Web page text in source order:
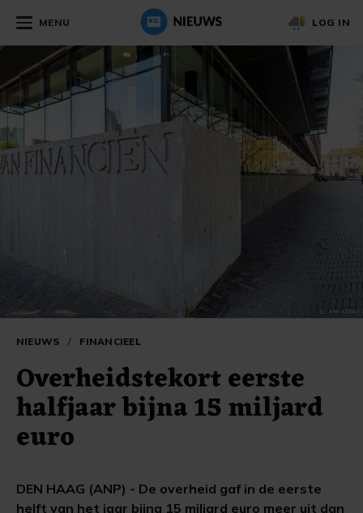
MENU LOG IN
NIEUWS / FINANCIEEL
Overheidstekort eerste
halfjaar bijna 15 miljard
euro
DEN HAAG (ANP) - De overheid gaf in de eerste
helft van het jaar bijna 15 miljard euro meer uit dan